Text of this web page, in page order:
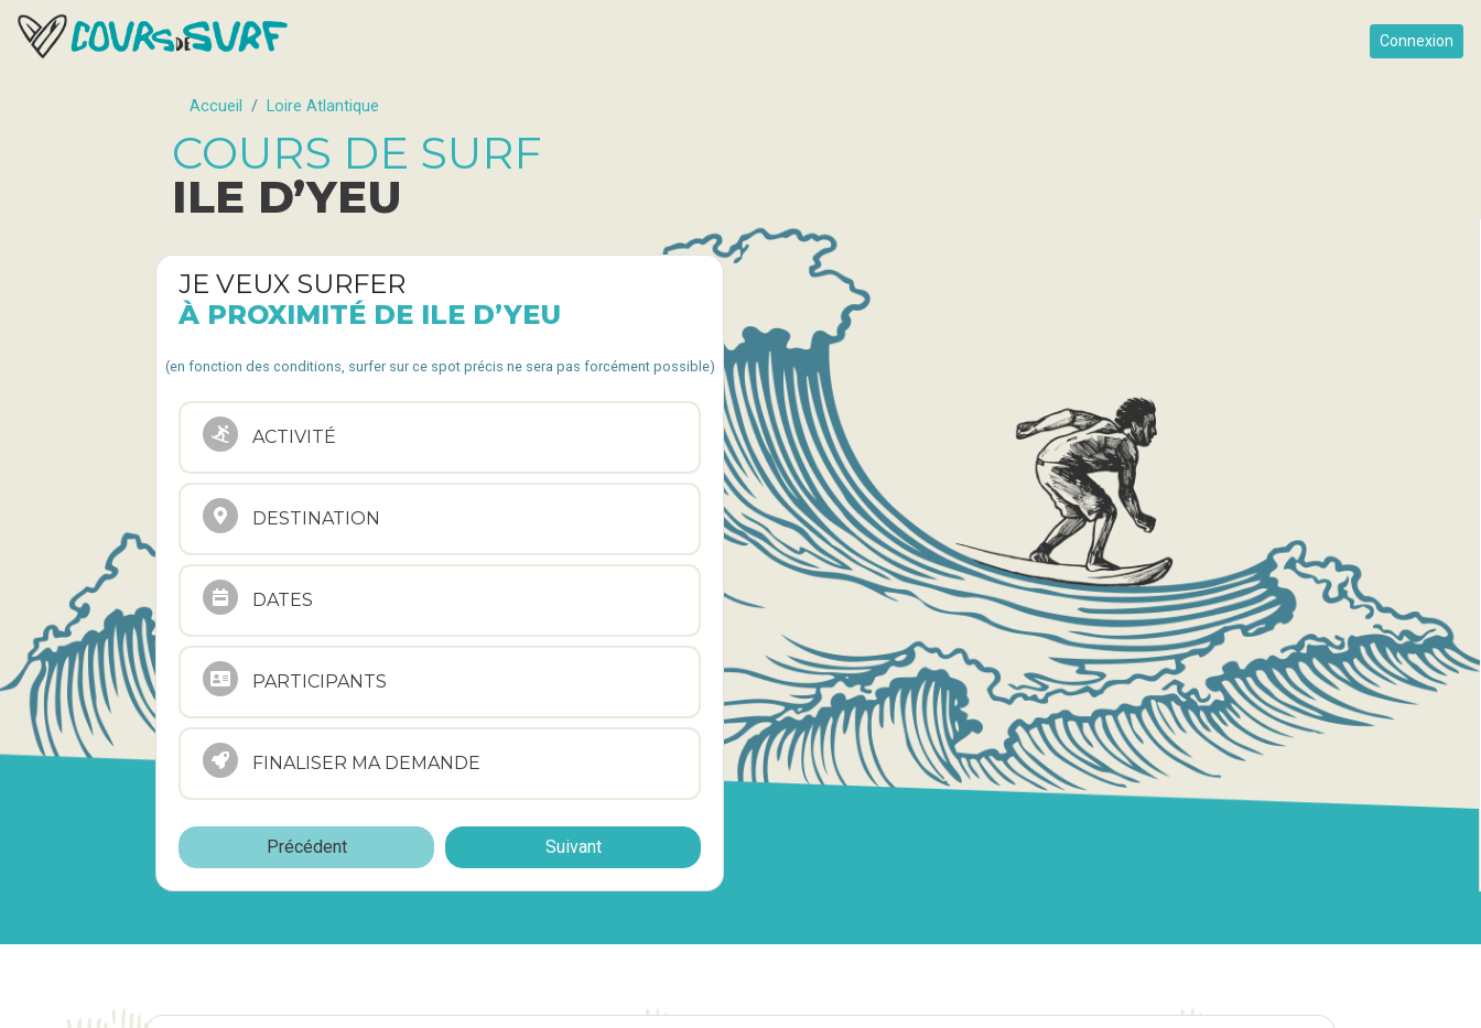
Connexion
Accueil Loire Atlantique
COURS DE SURF
ILE D’YEU
JE VEUX SURFER
À PROXIMITÉ DE ILE D’YEU
(en fonction des conditions, surfer sur ce spot précis ne sera pas forcément possible)
ACTIVITÉ
DESTINATION
DATES
PARTICIPANTS
FINALISER MA DEMANDE
Précédent Suivant